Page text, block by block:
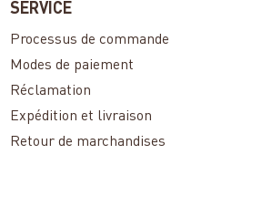
SERVICE
Processus de commande
Modes de paiement
Réclamation
Expédition et livraison
Retour de marchandises